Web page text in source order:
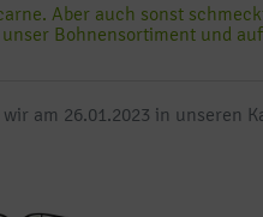
Aber auch sonst
Bohnensortiment und
am 26.01.2023 in unseren